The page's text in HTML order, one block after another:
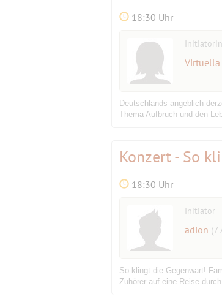
18:30 Uhr
Initiatorin
Virtuella
Deutschlands angeblich
Thema Aufbruch und den
Konzert - So
18:30 Uhr
Initiator
adion
So klingt die Gegenwart!
Zuhörer auf eine Reise